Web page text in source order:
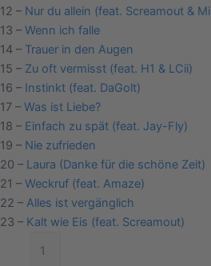
12 – Nur du allein (feat. Screamout &
13 – Wenn ich falle
14 – Trauer in den Augen
15 – Zu oft vermisst (feat. H1 & LCii)
16 – Instinkt (feat. DaGolt)
17 – Was ist Liebe?
18 – Einfach zu spät (feat. Jay-Fly)
19 – Nie zufrieden
20 – Laura (Danke für die schöne Zeit)
21 – Weckruf (feat. Amaze)
22 – Alles ist vergänglich
23 – Kalt wie Eis (feat. Screamout)